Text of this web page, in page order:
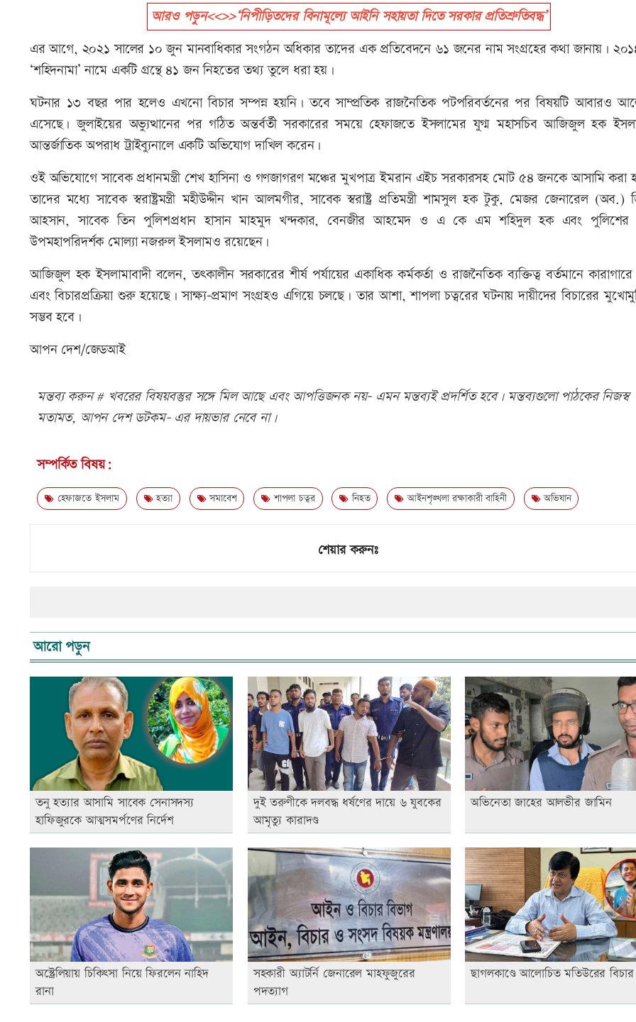
আরও পড়ুন<<>>‘নিপীড়িতদের বিনামূল্যে আইনি সহায়তা দিতে সরকার প্রতিশ্রুতিবদ্ধ’
এর আগে, ২০২১ সালের ১০ জুন মানবাধিকার সংগঠন অধিকার তাদের এক প্রতিবেদনে ৬১ জনের নাম সংগ্রহের কথা জানায়।
‘শহিদনামা’ নামে একটি গ্রন্থে ৪১ জন নিহতের তথ্য তুলে ধরা হয়।
ঘটনার ১৩ বছর পার হলেও এখনো বিচার সম্পন্ন হয়নি। তবে সাম্প্রতিক রাজনৈতিক পটপরিবর্তনের পর বিষয়টি আবারও
এসেছে। জুলাইয়ের অভ্যুত্থানের পর গঠিত অন্তর্বর্তী সরকারের সময়ে হেফাজতে ইসলামের যুগ্ম মহাসচিব আজিজুল হক
আন্তর্জাতিক অপরাধ ট্রাইব্যুনালে একটি অভিযোগ দাখিল করেন।
ওই অভিযোগে সাবেক প্রধানমন্ত্রী শেখ হাসিনা ও গণজাগরণ মঞ্চের মুখপাত্র ইমরান এইচ সরকারসহ মোট ৫৪ জনকে আসামি করা
তাদের মধ্যে সাবেক স্বরাষ্ট্রমন্ত্রী মহীউদ্দীন খান আলমগীর, সাবেক স্বরাষ্ট্র প্রতিমন্ত্রী শামসুল হক টুকু, মেজর জেনারেল (অব.)
আহসান, সাবেক তিন পুলিশপ্রধান হাসান মাহমুদ খন্দকার, বেনজীর আহমেদ ও এ কে এম শহিদুল হক এবং পুলিশের
উপমহাপরিদর্শক মোল্যা নজরুল ইসলামও রয়েছেন।
আজিজুল হক ইসলামাবাদী বলেন, তৎকালীন সরকারের শীর্ষ পর্যায়ের একাধিক কর্মকর্তা ও রাজনৈতিক ব্যক্তিত্ব বর্তমানে
এবং বিচারপ্রক্রিয়া শুরু হয়েছে। সাক্ষ্য-প্রমাণ সংগ্রহও এগিয়ে চলছে। তার আশা, শাপলা চত্বরের ঘটনায় দায়ীদের বিচারের
সম্ভব হবে।
আপন দেশ/জেডআই
মন্তব্য করুন # খবরের বিষয়বস্তুর সঙ্গে মিল আছে এবং আপত্তিজনক নয়- এমন মন্তব্যই প্রদর্শিত হবে। মন্তব্যগুলো পাঠকের নিজস্ব
মতামত, আপন দেশ ডটকম- এর দায়ভার নেবে না।
সম্পর্কিত বিষয়:
হেফাজতে ইসলাম হত্যা সমাবেশ শাপলা চত্বর নিহত আইনশৃঙ্খলা রক্ষাকারী বাহিনী অভিযান
শেয়ার করুনঃ
আরো পড়ুন
তনু হত্যার আসামি সাবেক সেনাসদস্য
হাফিজুরকে আত্মসমর্পণের নির্দেশ
দুই তরুণীকে দলবদ্ধ ধর্ষণের দায়ে ৬ যুবকের
আমৃত্যু কারাদণ্ড
অভিনেতা জাহের আলভীর জামিন
অস্ট্রেলিয়ায় চিকিৎসা নিয়ে ফিরলেন নাহিদ
রানা
সহকারী অ্যাটর্নি জেনারেল মাহফুজুরের
পদত্যাগ
ছাগলকাণ্ডে আলোচিত মতিউরের